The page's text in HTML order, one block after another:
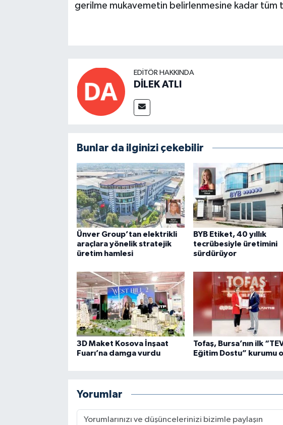
gerilme mukavemetin belirlenmesine kadar tüm
EDITÖR HAKKINDA
DİLEK ATLI
Bunlar da ilginizi çekebilir
Ünver Group’tan elektrikli
araçlara yönelik stratejik
üretim hamlesi
BYB Etiket, 40 yıllık
tecrübesiyle üretimini
sürdürüyor
3D Maket Kosova İnşaat
Fuarı’na damga vurdu
Tofaş, Bursa’nın ilk
Eğitim Dostu” kurumu
Yorumlar